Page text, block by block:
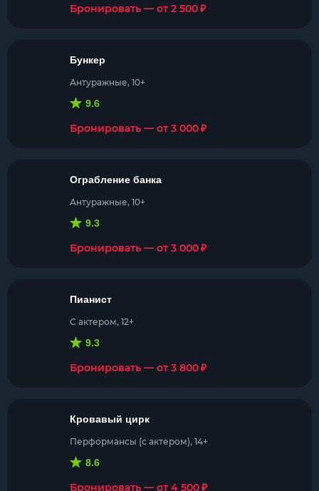
Бронировать — от 2 500₽
Бункер
Антуражные, 10+
9.6
Бронировать — от 3 000₽
Ограбление банка
Антуражные, 10+
9.3
Бронировать — от 3 000₽
Пианист
С актером, 12+
9.3
Бронировать — от 3 800₽
Кровавый цирк
Перформансы (с актером), 14+
8.6
Бронировать — от 4 500₽